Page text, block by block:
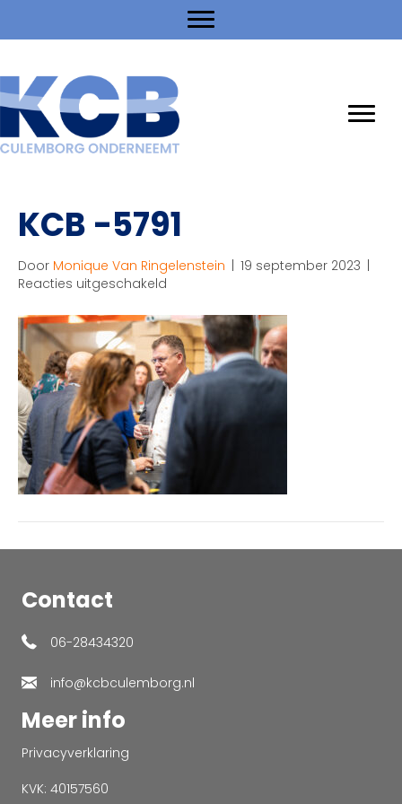
KCB -5791
Door Monique Van Ringelenstein | 19 september 2023 |
Reacties uitgeschakeld
-5791
Contact
06-28434320
info@kcbculemborg.nl
Meer info
Privacyverklaring
KVK: 40157560